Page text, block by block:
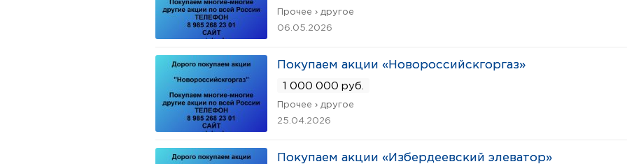
Прочее › другое
06.05.2026
Покупаем акции «Новороссийскгоргаз»
1 000 000 руб.
Прочее › другое
25.04.2026
Покупаем акции «Избердеевский элеватор»